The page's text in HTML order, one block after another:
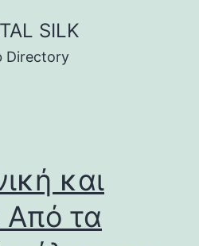
SILK
Directory
και
τα